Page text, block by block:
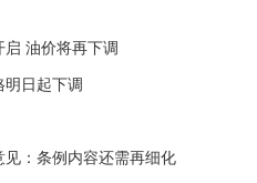
油价将再下调
日起下调
：条例内容还需再细化